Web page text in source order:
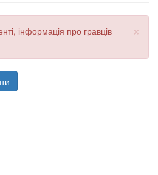
×
інформація про гравців